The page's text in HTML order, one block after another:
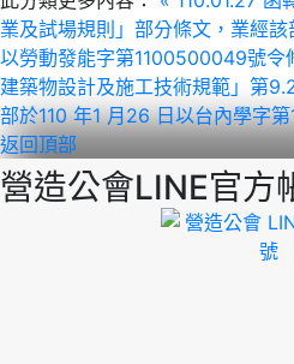
業及試場規則」部分條文，業經
以勞動發能字第1100500049號令
建築物設計及施工技術規範」第
部於110 年1 月26 日以台內學字
返回頂部
營造公會LINE官方